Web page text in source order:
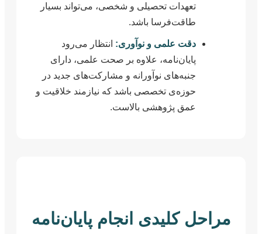
تعهدات تحصیلی و شخصی، می‌تواند بسیار
طاقت‌فرسا باشد.
دقت علمی و نوآوری: انتظار می‌رود
پایان‌نامه، علاوه بر صحت علمی، دارای
جنبه‌های نوآورانه و مشارکت‌های جدید در
حوزه‌ی تخصصی باشد که نیازمند خلاقیت و
عمق پژوهشی بالاست.
مراحل کلیدی انجام پایان‌نامه